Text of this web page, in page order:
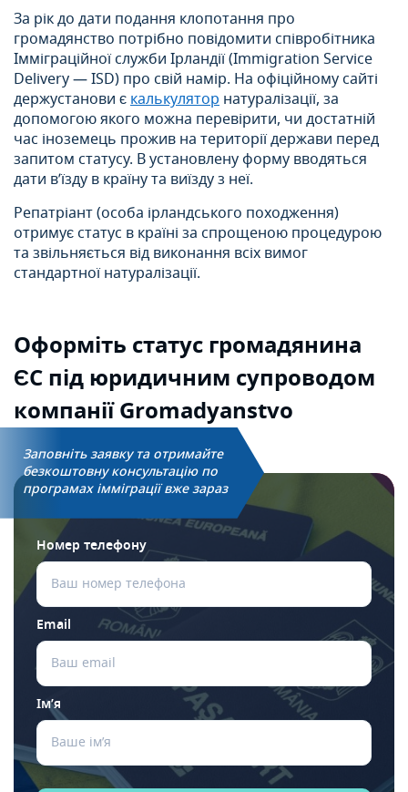
За рік до дати подання клопотання про
громадянство потрібно повідомити співробітника
Імміграційної служби Ірландії (Immigration Service
Delivery — ISD) про свій намір. На офіційному сайті
держустанови є калькулятор натуралізації, за
допомогою якого можна перевірити, чи достатній
час іноземець прожив на території держави перед
запитом статусу. В установлену форму вводяться
дати в’їзду в країну та виїзду з неї.
Репатріант (особа ірландського походження)
отримує статус в країні за спрощеною процедурою
та звільняється від виконання всіх вимог
стандартної натуралізації.
Оформіть статусгромадянина
ЄС підюридичним супроводом
компанії Gromadyanstvo
Заповніть заявку та отримайте
безкоштовну консультацію по
програмах імміграції вже зараз
Номер телефону
Email
Ім’я